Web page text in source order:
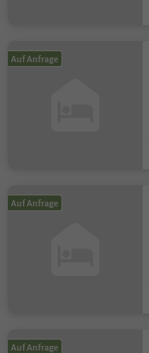
Auf Anfrage
Auf Anfrage
Auf Anfrage